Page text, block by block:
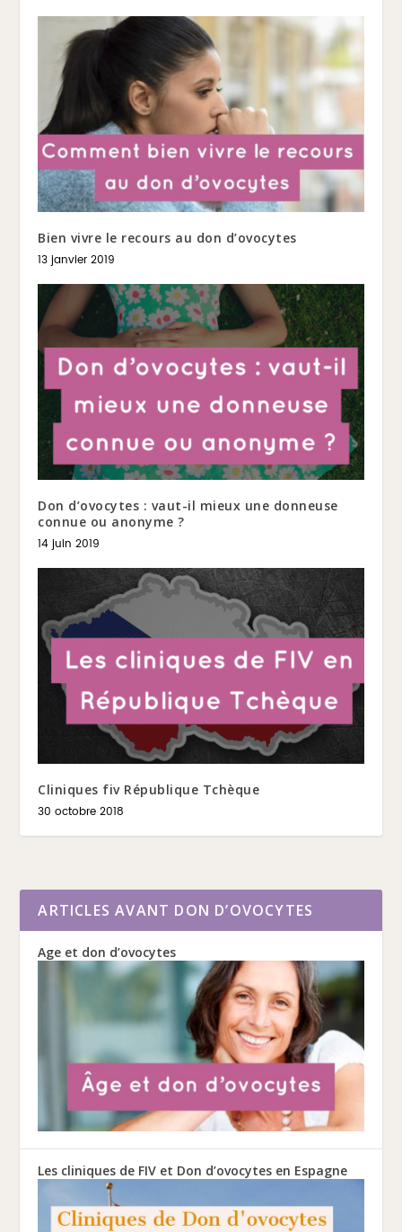
Bien vivre le recours au don d’ovocytes
13 janvier 2019
Don d’ovocytes : vaut-il mieux une donneuse
connue ou anonyme ?
14 juin 2019
Cliniques fiv République Tchèque
30 octobre 2018
ARTICLES AVANT DON D’OVOCYTES
Age et don d’ovocytes
Les cliniques de FIV et Don d’ovocytes en Espagne